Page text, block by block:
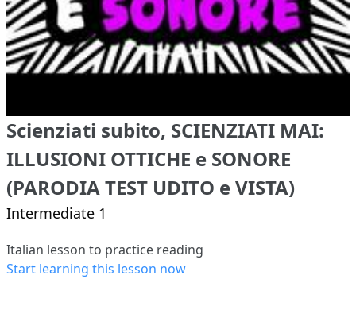
Scienziati subito, SCIENZIATI MAI:
ILLUSIONI OTTICHE e SONORE
(PARODIA TEST UDITO e VISTA)
Intermediate 1
Italian lesson to practice reading
Start learning this lesson now